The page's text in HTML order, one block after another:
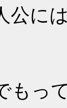
公に
もっ